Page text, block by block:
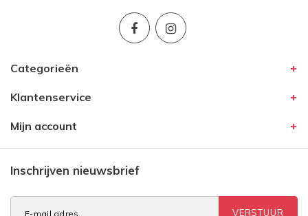
Categorieën
Klantenservice
Mijn account
Inschrijven nieuwsbrief
VERSTUUR